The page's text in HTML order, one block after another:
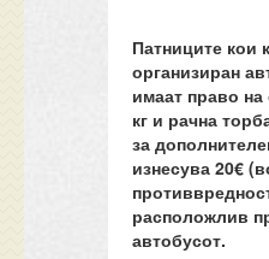
Патниците кои
организиран
имаат право
кг и рачна
за
изнесува 20€
расположлив
автобусот.